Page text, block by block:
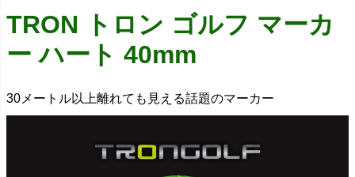
TRON トロン ゴルフ マーカ
ー ハート 40mm
30メートル以上離れても見える話題のマーカー